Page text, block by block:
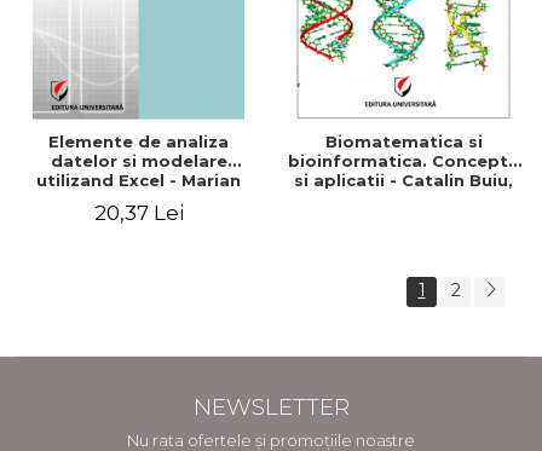
Elemente de analiza
datelor si modelare
utilizand Excel - Marian
20,37 Lei
Biomatematica si
bioinformatica. Concepte
si aplicatii - Catalin Buiu,
1 2
NEWSLETTER
Nu rata ofertele și promoțiile noastre